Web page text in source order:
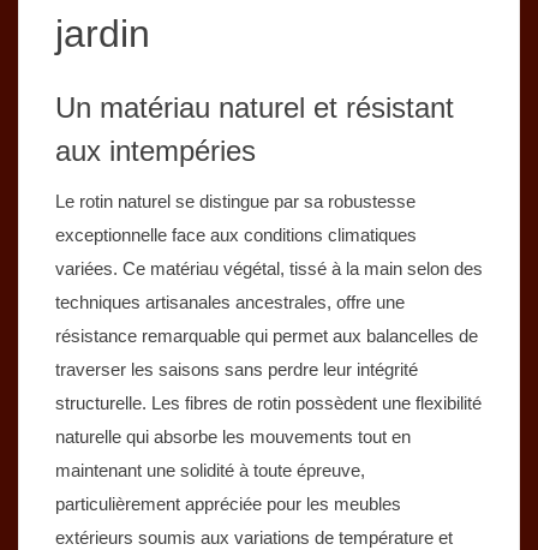
jardin
Un matériau naturel et résistant
aux intempéries
Le rotin naturel se distingue par sa robustesse
exceptionnelle face aux conditions climatiques
variées. Ce matériau végétal, tissé à la main selon des
techniques artisanales ancestrales, offre une
résistance remarquable qui permet aux balancelles de
traverser les saisons sans perdre leur intégrité
structurelle. Les fibres de rotin possèdent une flexibilité
naturelle qui absorbe les mouvements tout en
maintenant une solidité à toute épreuve,
particulièrement appréciée pour les meubles
extérieurs soumis aux variations de température et